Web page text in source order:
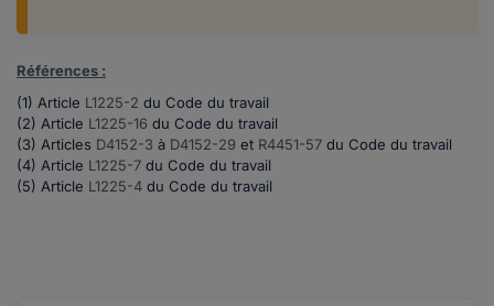
Références :
(1) Article L1225-2 du Code du travail
(2) Article L1225-16 du Code du travail
(3) Articles D4152-3 à D4152-29 et R4451-57 du Code du travail
(4) Article L1225-7 du Code du travail
(5) Article L1225-4 du Code du travail